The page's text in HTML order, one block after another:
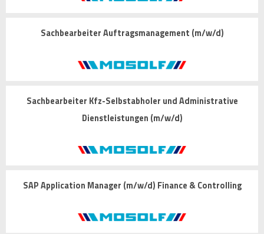
Sachbearbeiter Auftragsmanagement (m/w/d)
Sachbearbeiter Kfz-Selbstabholer und Administrative
Dienstleistungen (m/w/d)
SAP Application Manager (m/w/d) Finance & Controlling